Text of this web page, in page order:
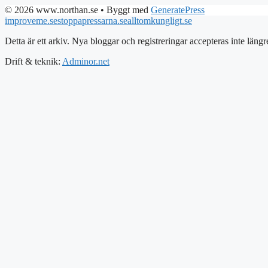
© 2026 www.northan.se • Byggt med GeneratePress
improveme.sestoppapressarna.sealltomkungligt.se
Detta är ett arkiv. Nya bloggar och registreringar accepteras inte
Drift & teknik: Adminor.net